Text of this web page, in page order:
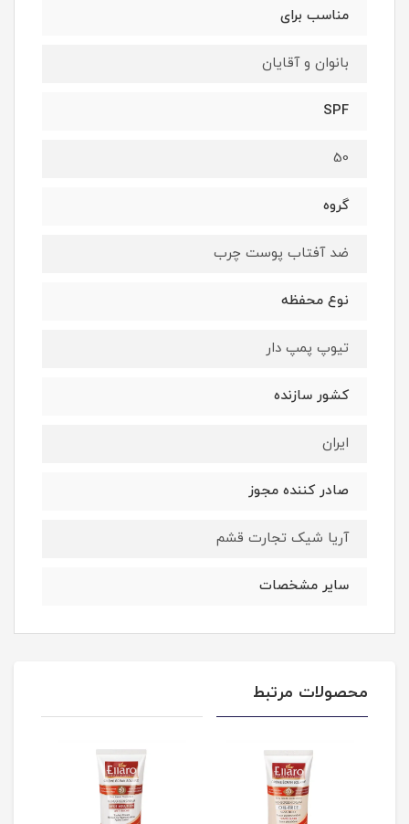
مناسب برای
بانوان و آقایان
SPF
50
گروه
ضد آفتاب پوست چرب
نوع محفظه
تیوپ پمپ دار
کشور سازنده
ایران
صادر کننده مجوز
آریا شیک تجارت قشم
سایر مشخصات
محصولات مرتبط